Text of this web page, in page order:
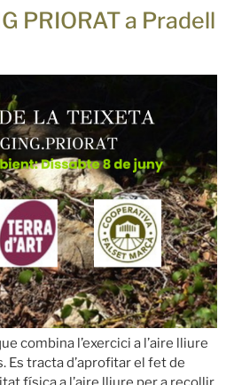
PRIORAT a Pradell
combina l’exercici a l’aire lliure
Es tracta d’aprofitar el fet de